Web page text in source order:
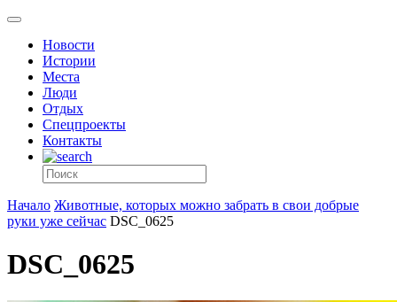
Новости
Истории
Места
Люди
Отдых
Спецпроекты
Контакты
Начало Животные, которых можно забрать в свои добрые
руки уже сейчас DSC_0625
DSC_0625